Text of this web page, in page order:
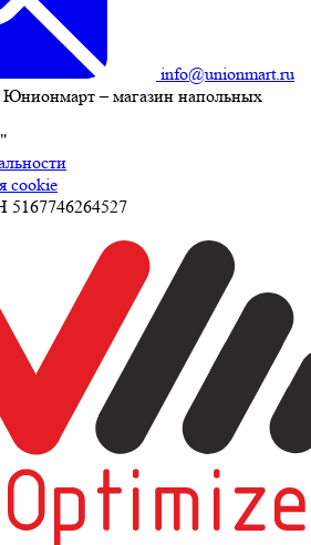
info@unionmart.ru
– магазин напольных
cookie